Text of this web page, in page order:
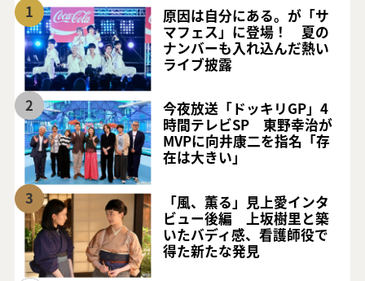
1
原因は自分にある。が「サ
マフェス」に登場！ 夏の
ナンバーも入れ込んだ熱い
ライブ披露
2
今夜放送「ドッキリGP」4
時間テレビSP 東野幸治が
MVPに向井康二を指名「存
在は大きい」
3
「風、薫る」見上愛インタ
ビュー後編 上坂樹里と築
いたバディ感、看護師役で
得た新たな発見